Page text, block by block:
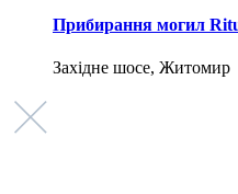
Прибирання могил
Західне шосе, Житомир